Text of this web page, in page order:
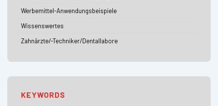
Werbemittel-Anwendungsbeispiele
Wissenswertes
Zahnärzte/-Techniker/Dentallabore
KEYWORDS